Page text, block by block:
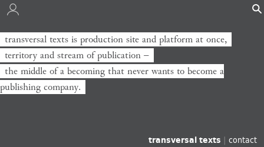
transversal texts is production site and platform at once,
territory and stream of publication −
the middle of a becoming that never wants to become a
publishing company.
transversal texts | contact